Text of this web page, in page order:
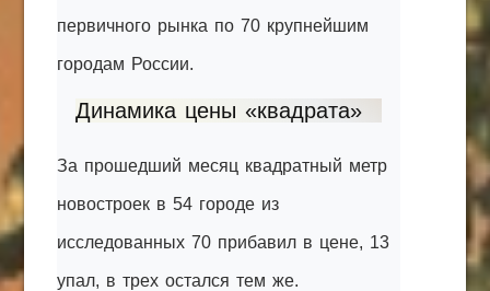
первичного рынка по 70 крупнейшим
городам России.
Динамика цены «квадрата»
За прошедший месяц квадратный метр
новостроек в 54 городе из
исследованных 70 прибавил в цене, 13
упал, в трех остался тем же.